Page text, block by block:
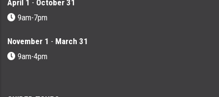
April 1 - October 31
9am-7pm
November 1 - March 31
9am-4pm